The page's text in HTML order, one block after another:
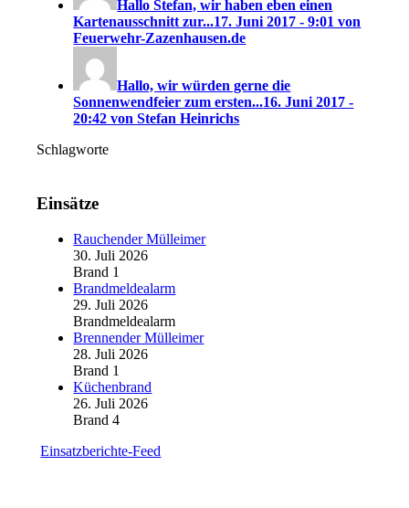
Hallo Stefan, wir haben eben einen
Kartenausschnitt zur...17. Juni 2017 - 9:01 von
Feuerwehr-Zazenhausen.de
Hallo, wir würden gerne die
Sonnenwendfeier zum ersten...16. Juni 2017 -
20:42 von Stefan Heinrichs
Schlagworte
Einsätze
Rauchender Mülleimer
30. Juli 2026
Brand 1
Brandmeldealarm
29. Juli 2026
Brandmeldealarm
Brennender Mülleimer
28. Juli 2026
Brand 1
Küchenbrand
26. Juli 2026
Brand 4
Einsatzberichte-Feed